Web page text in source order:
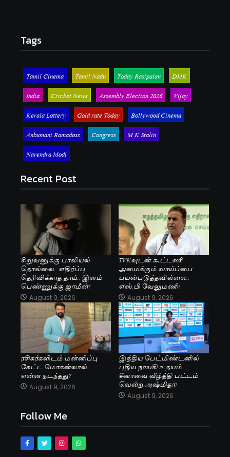
Tags
Tamil Cinema Tamil Nadu Today Rasipalan
DMK
India
Cricket News Assembly Election 2026
Vijay
Kerala Lottery
Gold rate Today
Bollywood Cinema
Anbumani Ramadoss
Congress
M K Stalin
Narendra Modi
Recent Post
சிறுவனுக்கு பாலியல்
தொல்லை.. எதிர்ப்பு
தெரிவிக்காத தாய்.. இளம்
பெண்ணுக்கு ஜாமீன்!
August 9, 2026
TVKவுடன் கூட்டணி
அமைக்கும் வாய்ப்பை
பயன்படுத்தவில்லை..
எஸ்.பி வேலுமணி!
August 9, 2026
ரசிகர்களிடம் மன்னிப்பு
கேட்ட மோகன்லால்..
என்ன நடந்தது?
August 9, 2026
இந்திய பேட்மிண்டனில்
புதிய நாயகி உதயம்..
சீனாவை வீழ்த்தி பட்டம்
வென்ற அஷ்மிதா!
August 9, 2026
Follow Me